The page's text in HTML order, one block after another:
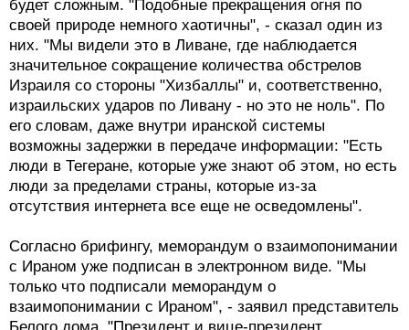
будет сложным. "Подобные прекращения огня по
своей природе немного хаотичны", - сказал один из
них. "Мы видели это в Ливане, где наблюдается
значительное сокращение количества обстрелов
Израиля со стороны "Хизбаллы" и, соответственно,
израильских ударов по Ливану - но это не ноль". По
его словам, даже внутри иранской системы
возможны задержки в передаче информации: "Есть
люди в Тегеране, которые уже знают об этом, но есть
люди за пределами страны, которые из-за
отсутствия интернета все еще не осведомлены".
Согласно брифингу, меморандум о взаимопонимании
с Ираном уже подписан в электронном виде. "Мы
только что подписали меморандум о
взаимопонимании с Ираном", - заявил представитель